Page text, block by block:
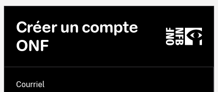
Créer un compte
ONF
Courriel